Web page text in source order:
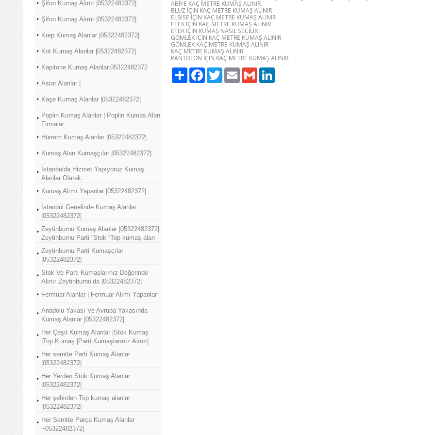
Şifon Kumaş Alınır |05322482372|
Şifon Kumaş Alımı |05322482372|
Krep Kumaş Alanlar |05322482372|
Kot Kumaş Alanlar |05322482372|
Kapitone Kumaş Alanlar,05322482372
Astar Alanlar |
Kaşe Kumaş Alanlar |05322482372|
Poplin Kumaş Alanlar | Poplin Kumas Alan
Firmalar
Hürrem Kumaş Alanlar |05322482372|
Kumaş Alan Kumaşçılar |05322482372|
İstanbulda Hizmet Yapıyoruz Kumaş
Alanlar Olarak.
Kumaş Alımı Yapanlar |05322482372|
İstanbul Genelinde Kumaş Alanlar
|05322482372|
Zeytinburnu Kumaş Alanlar |05322482372|
Zeytinburnu Parti “Stok “Top kumaş alan
Zeytinburnu Parti Kumaşçılar
|05322482372|
Stok Ve Parti Kumaşlarınız Değerinde
Alınır Zeytinburnu’da |05322482372|
Fermuar Alanlar | Fermuar Alımı Yapanlar
Anadolu Yakası Ve Avrupa Yakasında
Kumaş Alanlar |05322482372|
Her Çeşit Kumaş Alanlar |Stok Kumaş
|Top Kumaş |Parti Kumaşlarınız Alınır|
Her semtte Parti Kumaş Alanlar
|05322482372|
Her Yerden Stok Kumaş Alanlar
|05322482372|
Her şehirden Top kumaş alanlar
|05322482372|
Her Semtte Parça Kumaş Alanlar
~05322482372|
ABİYE KAÇ METRE KUMAŞ ALINIR
BLUZ İÇİN KAÇ METRE KUMAŞ ALINIR
ELBİSE İÇİN KAÇ METRE KUMAŞ ALINIR
ETEK İÇİN KAÇ METRE KUMAŞ ALINIR
ETEK İÇİN KUMAŞ NASIL SEÇİLİR
GÖMLEK İÇİN KAÇ METRE KUMAŞ ALINIR
GÖMLEK KAÇ METRE KUMAŞ ALINIR
KAÇ METRE KUMAŞ ALINIR
PANTOLON İÇİN KAÇ METRE KUMAŞ ALINIR
Paylaş FacebookTwitter Email Gmail